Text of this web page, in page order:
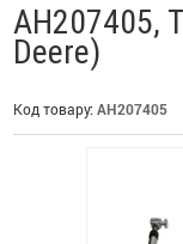
AH207405,
Deere)
Код товару: AH207405